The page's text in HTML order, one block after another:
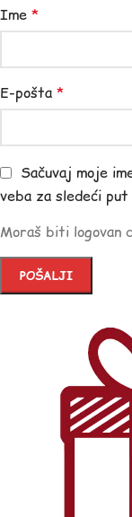
Ime *
E-pošta *
Sačuvaj moje
veba za sledeći
Moraš biti logovan